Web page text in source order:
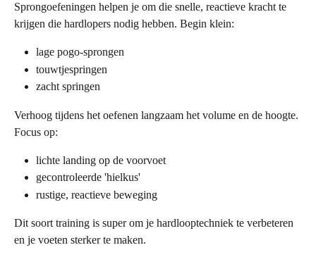
Sprongoefeningen helpen je om die snelle, reactieve kracht te
krijgen die hardlopers nodig hebben. Begin klein:
lage pogo-sprongen
touwtjespringen
zacht springen
Verhoog tijdens het oefenen langzaam het volume en de hoogte.
Focus op:
lichte landing op de voorvoet
gecontroleerde 'hielkus'
rustige, reactieve beweging
Dit soort training is super om je hardlooptechniek te verbeteren
en je voeten sterker te maken.